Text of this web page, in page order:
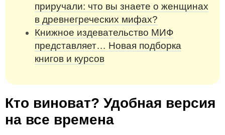
приручали: что вы знаете о женщинах
в древнегреческих мифах?
Книжное издевательство МИФ
представляет… Новая подборка
книгов и курсов
Кто виноват? Удобная версия
на все времена